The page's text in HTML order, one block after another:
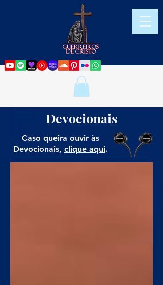
Devocionais
Caso queira ouvir às
Devocionais, clique aqui.